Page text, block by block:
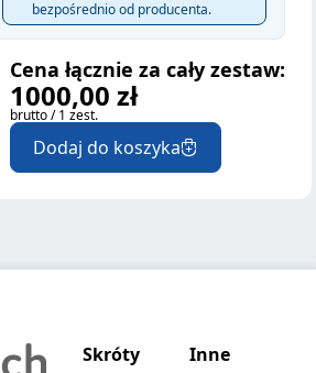
bezpośrednio od producenta.
Cena łącznie za cały zestaw:
1000,00 zł
brutto / 1 zest.
Dodaj do koszyka
Skróty Inne